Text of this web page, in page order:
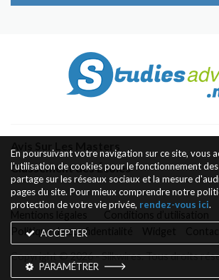
Classement des Écoles
Politique de confidentialité
Copyright © 2026 - Silkwires. Tous droits
En poursuivant votre navigation sur ce site, vous
l'utilisation de cookies pour le fonctionnement
partage sur les réseaux sociaux et la mesure
pages du site. Pour mieux comprendre notre
protection de votre vie privée, rendez-vous ici.
ACCEPTER
PARAMÉTRER